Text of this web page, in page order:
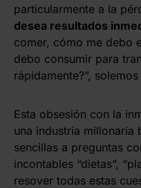
particularmente a la
desea resultados
comer, cómo me debo
debo consumir para
rápidamente?”,
Esta obsesión con la
una industria millonaria
sencillas a preguntas
incontables “dietas”,
resover todas estas